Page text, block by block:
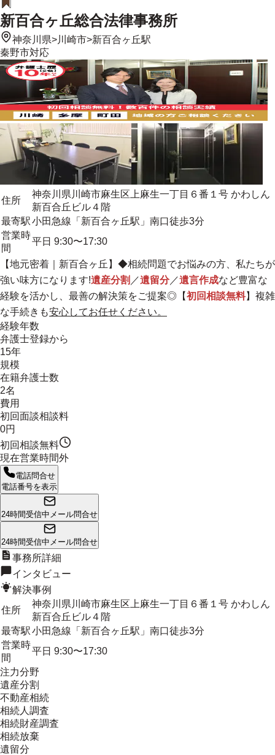
新百合ヶ丘総合法律事務所
神奈川県>川崎市>新百合ヶ丘駅
秦野市対応
住所
神奈川県川崎市麻生区上麻生一丁目６番１号 かわしん
新百合丘ビル４階
最寄駅小田急線「新百合ヶ丘駅」南口徒歩3分
営業時
間
平日 9:30〜17:30
【地元密着 ｜新百合ヶ丘】◆相続問題でお悩みの方、私たちが
強い味方になります!遺産分割 ／遺留分／遺言作成など豊富な
経験を活かし、最善の解決策をご提案◎【初回相談無料】複雑
な手続きも安心してお任せください。
経験年数
弁護士登録から
15年
規模
在籍弁護士数
2名
費用
初回面談相談料
0円
初回相談無料
現在営業時間外
電話問合せ
電話番号を表示
24時間受信中 メール問合せ
24時間受信中 メール問合せ
事務所詳細
インタビュー
解決事例
住所
神奈川県川崎市麻生区上麻生一丁目６番１号 かわしん
新百合丘ビル４階
最寄駅小田急線「新百合ヶ丘駅」南口徒歩3分
営業時
間
平日 9:30〜17:30
注力分野
遺産分割
不動産相続
相続人調査
相続財産調査
相続放棄
遺留分